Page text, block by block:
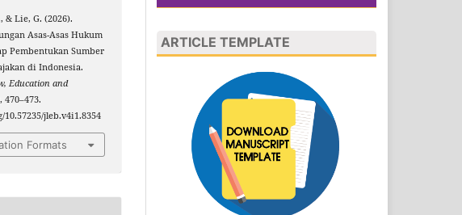
& Lie, G. (2026).
Asas-Asas Hukum
Pembentukan Sumber
di Indonesia.
Education and
470–473.
jleb.v4i1.8354
Formats
ARTICLE TEMPLATE